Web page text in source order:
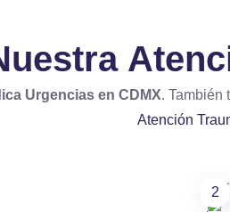
Urgencias en CDMX. También
Atención